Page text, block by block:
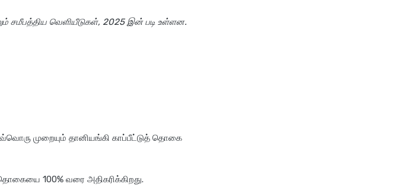
சமீபத்திய வெளியீடுகள், 2025 இன் படி உள்ளன.
முறையும் தானியங்கி காப்பீட்டுத் தொகை
100% வரை அதிகரிக்கிறது.